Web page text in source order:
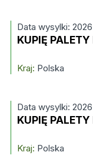
Data wysylki:
KUPIĘ PALETY
Kraj: Polska
Data wysylki:
KUPIĘ
Kraj: Polska